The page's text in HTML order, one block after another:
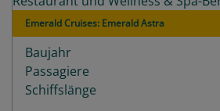
Emerald Cruises: Emerald Astra
Baujahr
Passagiere
Schiffslänge